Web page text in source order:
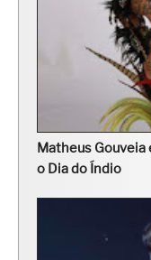
Matheus
o Dia do Índio